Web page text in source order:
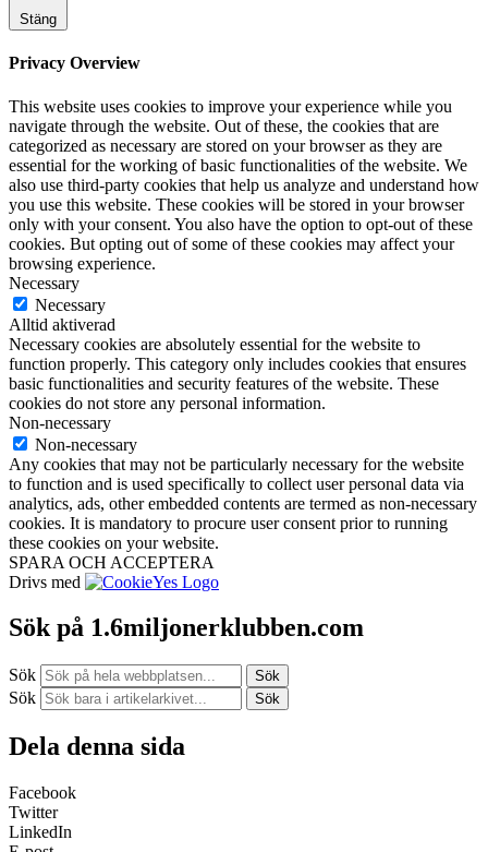
Stäng
Privacy Overview
This website uses cookies to improve your experience while you
navigate through the website. Out of these, the cookies that are
categorized as necessary are stored on your browser as they are
essential for the working of basic functionalities of the website. We
also use third-party cookies that help us analyze and understand how
you use this website. These cookies will be stored in your browser
only with your consent. You also have the option to opt-out of these
cookies. But opting out of some of these cookies may affect your
browsing experience.
Necessary
Necessary
Alltid aktiverad
Necessary cookies are absolutely essential for the website to
function properly. This category only includes cookies that ensures
basic functionalities and security features of the website. These
cookies do not store any personal information.
Non-necessary
Non-necessary
Any cookies that may not be particularly necessary for the website
to function and is used specifically to collect user personal data via
analytics, ads, other embedded contents are termed as non-necessary
cookies. It is mandatory to procure user consent prior to running
these cookies on your website.
SPARA OCH ACCEPTERA
Drivs med
Sök på 1.6miljonerklubben.com
Sök Sök
Sök Sök
Dela denna sida
Facebook
Twitter
LinkedIn